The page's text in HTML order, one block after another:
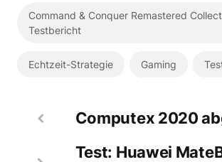
Command & Conquer Remastered
Testbericht
Echtzeit-Strategie Gaming
Computex 2020
Test: Huawei